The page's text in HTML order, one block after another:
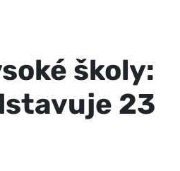
školy:
23